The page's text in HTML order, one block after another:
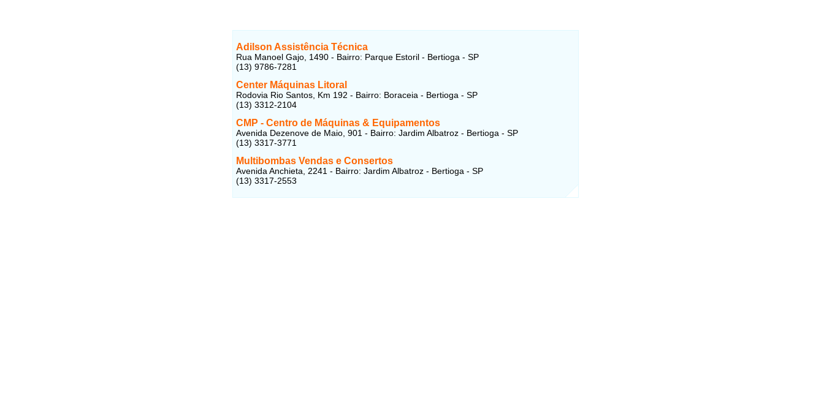
Adilson Assistência Técnica
Rua Manoel Gajo, 1490 - Bairro: Parque Estoril - Bertioga - SP
(13) 9786-7281
Center Máquinas Litoral
Rodovia Rio Santos, Km 192 - Bairro: Boraceia - Bertioga - SP
(13) 3312-2104
CMP - Centro de Máquinas & Equipamentos
Avenida Dezenove de Maio, 901 - Bairro: Jardim Albatroz - Bertioga - SP
(13) 3317-3771
Multibombas Vendas e Consertos
Avenida Anchieta, 2241 - Bairro: Jardim Albatroz - Bertioga - SP
(13) 3317-2553